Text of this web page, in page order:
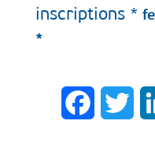
inscriptions *
*
Facebook